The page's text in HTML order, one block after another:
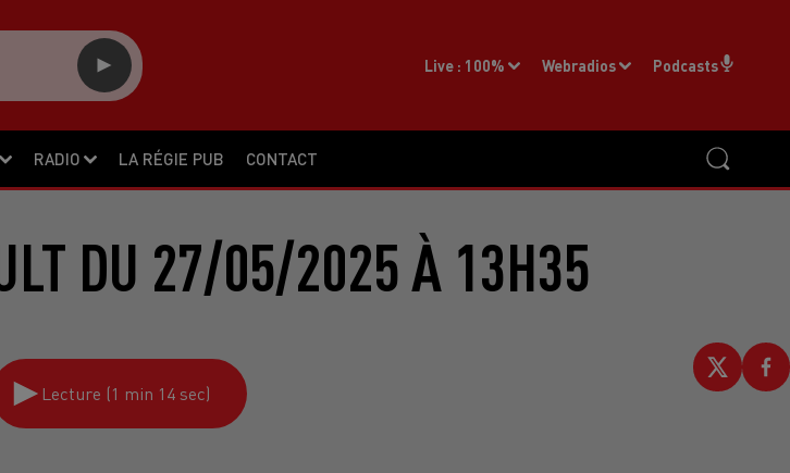
RADIO LA RÉGIE PUB CONTACT
Live : 100% Webradios Podcasts
DU 27/05/2025 À 13H35
Lecture (1 min 14 sec)